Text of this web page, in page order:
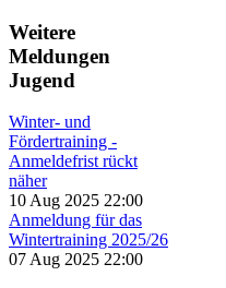
Weitere
Meldungen
Jugend
Winter- und
Fördertraining -
Anmeldefrist rückt
näher
10 Aug 2025 22:00
Anmeldung für das
Wintertraining 2025/26
07 Aug 2025 22:00